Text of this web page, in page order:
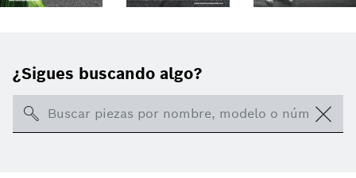
¿Sigues buscando algo?
Search